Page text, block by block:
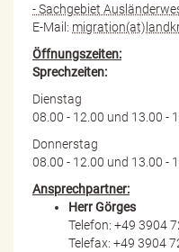
- Sachgebiet
E-Mail:
Öffnungszeiten:
Sprechzeiten:
Dienstag
08.00 - 12.00 und 13.00 -
Donnerstag
08.00 - 12.00 und 13.00 -
Ansprechpartner:
Herr Görges
Telefon: +49 3904
Telefax: +49 3904